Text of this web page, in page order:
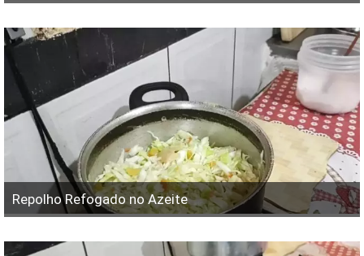
Repolho Refogado no Azeite